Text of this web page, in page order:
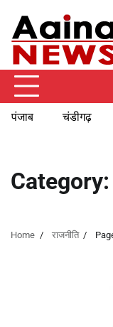
content
पंजाब चंडीगढ़
Home राजनीति